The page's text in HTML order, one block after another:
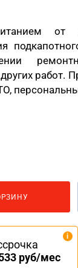
от
работ.
руб/мес